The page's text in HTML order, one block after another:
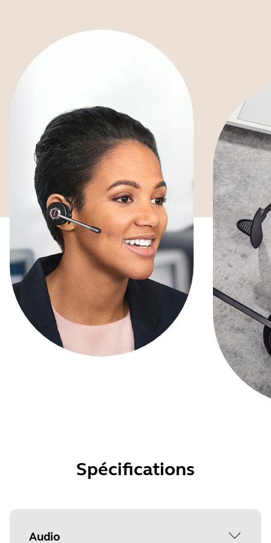
Spécifications
Audio